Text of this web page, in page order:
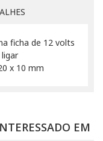
ficha de 12 volts
x 10 mm
EM